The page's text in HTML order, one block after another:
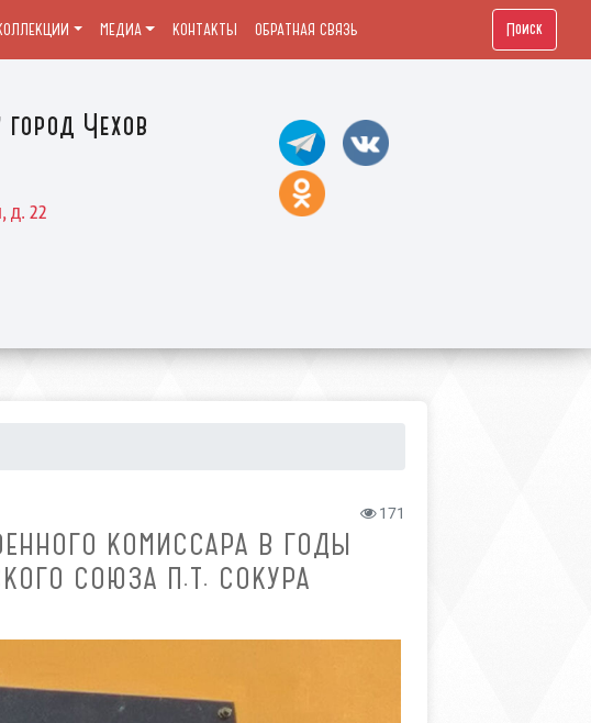
Чехов
д. 22
МЕДИА КОНТАКТЫ ОБРАТНАЯ СВЯЗЬ Поиск
171
КОМИССАРА В ГОДЫ
СОЮЗА П.Т. СОКУРА